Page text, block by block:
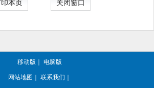
本页 关闭窗口
移动版 ｜ 电脑版
网站地图 ｜ 联系我们 ｜